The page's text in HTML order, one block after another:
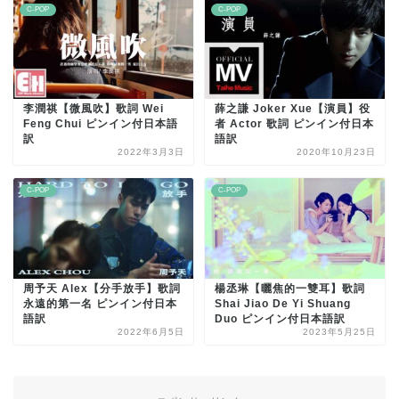
C-POP
李潤祺【微風吹】歌詞 Wei
Feng Chui ピンイン付日本語
訳
2022年3月3日
C-POP
薛之謙 Joker Xue【演員】役
者 Actor 歌詞 ピンイン付日本
語訳
2020年10月23日
C-POP
周予天 Alex【分手放手】歌詞
永遠的第一名 ピンイン付日本
語訳
2022年6月5日
C-POP
楊丞琳【曬焦的一雙耳】歌詞
Shai Jiao De Yi Shuang
Duo ピンイン付日本語訳
2023年5月25日